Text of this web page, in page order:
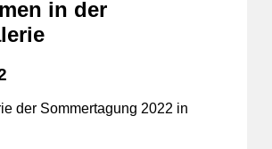
in der
der Sommertagung 2022 in